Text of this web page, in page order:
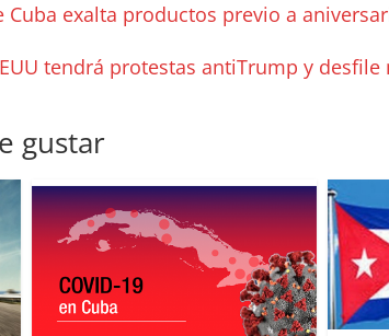
exalta productos previo a
tendrá protestas antiTrump y
gustar